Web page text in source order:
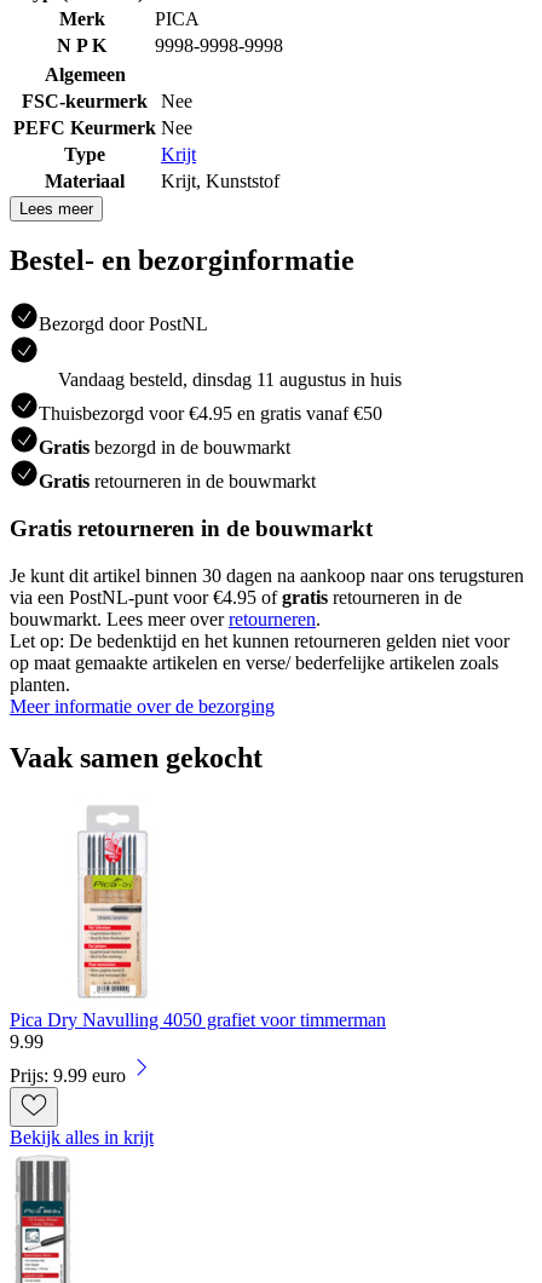
Merk
PICA
N P K
9998-9998-9998
Algemeen
FSC-keurmerk
Nee
PEFC Keurmerk Nee
Type
Krijt
Materiaal
Krijt, Kunststof
Lees meer
Bestel- en bezorginformatie
Bezorgd door PostNL
Vandaag besteld, dinsdag 11 augustus in huis
Thuisbezorgd voor €4.95 en gratis vanaf €50
Gratis bezorgd in de bouwmarkt
Gratis retourneren in de bouwmarkt
Gratis retourneren in de bouwmarkt
Je kunt dit artikel binnen 30 dagen na aankoop naar ons terugsturen
via een PostNL-punt voor €4.95 ofgratis retourneren in de
bouwmarkt. Lees meer overretourneren.
Let op: De bedenktijd en het kunnen retourneren gelden niet voor
op maat gemaakte artikelen en verse/ bederfelijke artikelen zoals
planten.
Meer informatie over de bezorging
Vaak samen gekocht
Pica Dry Navulling 4050 grafiet voor timmerman
9.99
Prijs: 9.99 euro
Bekijk alles in krijt